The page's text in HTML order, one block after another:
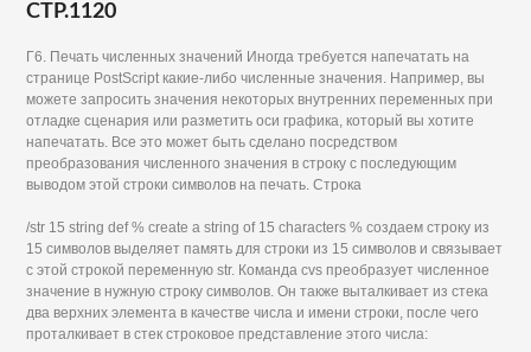
СТР.1120
Г6. Печать численных значений Иногда требуется напечатать на
странице PostScript какие-либо численные значения. Например, вы
можете запросить значения некоторых внутренних переменных при
отладке сценария или разметить оси графика, который вы хотите
напечатать. Все это может быть сделано посредством
преобразования численного значения в строку с последующим
выводом этой строки символов на печать. Строка
/str 15 string def % create a string of 15 characters % создаем строку из
15 символов выделяет память для строки из 15 символов и связывает
с этой строкой переменную str. Команда cvs преобразует численное
значение в нужную строку символов. Он также выталкивает из стека
два верхних элемента в качестве числа и имени строки, после чего
проталкивает в стек строковое представление этого числа: